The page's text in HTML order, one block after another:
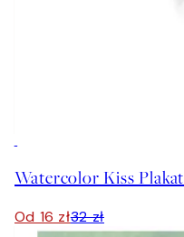
Watercolor Kiss Plakat
Od 16 zł32 zł